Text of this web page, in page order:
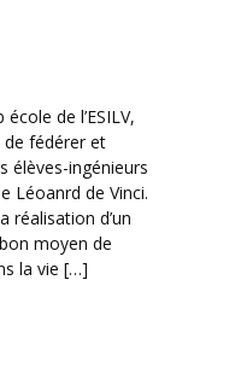
de l’ESILV,
de fédérer et
élèves-ingénieurs
Léoanrd de Vinci.
réalisation d’un
moyen de
la vie […]